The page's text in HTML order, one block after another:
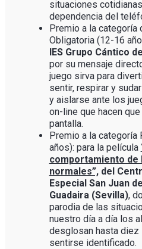
situaciones
dependencia del
Premio a la categoría
Obligatoria (12-16
IES Grupo Cántico
por su mensaje
juego sirva para
sentir, respirar y
y aislarse ante los
on-line que hacen
pantalla.
Premio a la categoría
años): para la película
comportamiento de
normales”,del
Especial San Juan
Guadaira (Sevilla),
parodia de las
nuestro día a día los
desglosan hasta
sentirse identificado.